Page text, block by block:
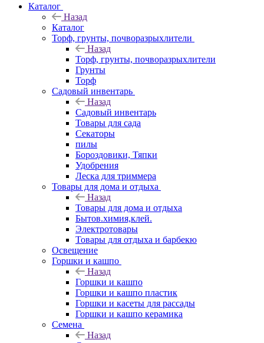
Каталог
Назад
Каталог
Торф, грунты, почворазрыхлители
Назад
Торф, грунты, почворазрыхлители
Грунты
Торф
Садовый инвентарь
Назад
Садовый инвентарь
Товары для сада
Секаторы
пилы
Бороздовики, Тяпки
Удобрения
Леска для триммера
Товары для дома и отдыха
Назад
Товары для дома и отдыха
Бытов.химия,клей.
Электротовары
Товары для отдыха и барбекю
Освещение
Горшки и кашпо
Назад
Горшки и кашпо
Горшки и кашпо пластик
Горшки и касеты для рассады
Горшки и кашпо керамика
Семена
Назад